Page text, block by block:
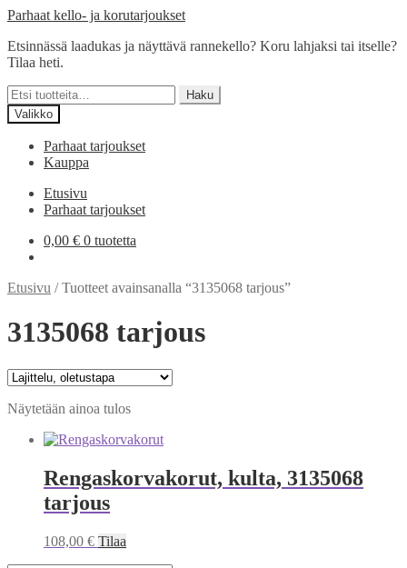
Siirry
Siirry
Parhaat kello- ja korutarjoukset
Etsinnässä laadukas ja näyttävä rannekello? Koru lahjaksi tai itselle?
Tilaa heti.
Etsi:
Haku
Valikko
Parhaat tarjoukset
Kauppa
Etusivu
Parhaat tarjoukset
0,00 € 0 tuotetta
Etusivu /Tuotteet avainsanalla “3135068 tarjous”
3135068 tarjous
Näytetään ainoa tulos
Rengaskorvakorut, kulta, 3135068
tarjous
108,00 € Tilaa